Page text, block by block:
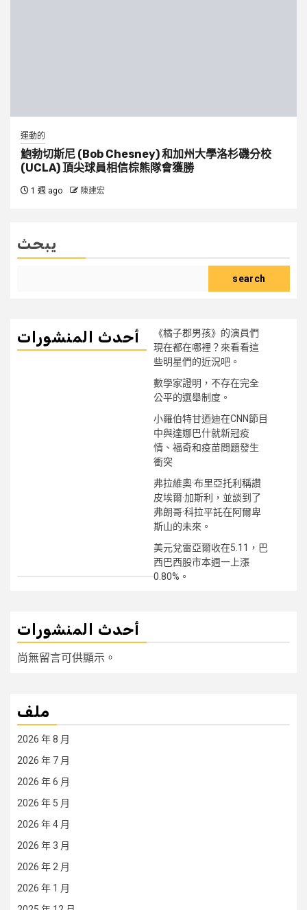
運動的
鮑勃切斯尼 (Bob Chesney) 和加州大學洛杉磯分校
(UCLA) 頂尖球員相信棕熊隊會獲勝
1 週 ago 陳建宏
يبحث
search
أحدث المنشورات
《橘子郡男孩》的演員們
現在都在哪裡？來看看這
些明星們的近況吧。
數學家證明，不存在完全
公平的選舉制度。
小羅伯特甘迺迪在CNN節目
中與達娜巴什就新冠疫
情、福奇和疫苗問題發生
衝突
弗拉維奧·布里亞托利稱讚
皮埃爾·加斯利，並談到了
弗朗哥·科拉平託在阿爾卑
斯山的未來。
美元兌雷亞爾收在5.11，巴
西巴西股市本週一上漲
0.80%。
أحدث المنشورات
尚無留言可供顯示。
ملف
2026 年 8 月
2026 年 7 月
2026 年 6 月
2026 年 5 月
2026 年 4 月
2026 年 3 月
2026 年 2 月
2026 年 1 月